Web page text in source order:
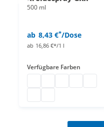
500 ml
ab 8,43 €*/Dose
ab 16,86 €*/1 l
Verfügbare Farben